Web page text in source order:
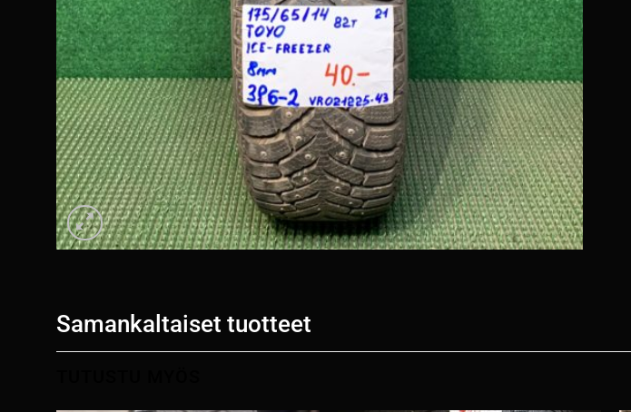
Samankaltaiset tuotteet